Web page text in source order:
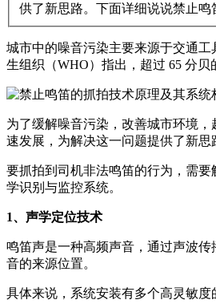
供了新思路。下面详细说说禁止鸣
城市中的噪音污染主要来源于交通工
生组织（WHO）指出，超过 65 分
为了缓解噪音污染，改善城市环境
速发展，为解决这一问题提供了新
要抓拍到司机非法鸣笛的行为，需
学识别与监控系统。
1、声学定位技术
鸣笛声是一种高频声音，通过声波
音的来源位置。
具体来说，系统安装有多个高灵敏